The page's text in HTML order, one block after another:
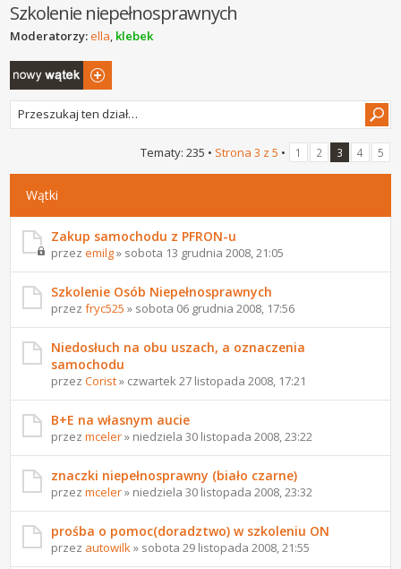
Szkolenie niepełnosprawnych
Moderatorzy:ella, klebek
Napisz wątek
Tematy: 235 • Strona 3 z 5 • 1 2 3 4 5
Wątki
Zakup samochodu z PFRON-u
przezemilg» sobota 13 grudnia 2008, 21:05
Szkolenie Osób Niepełnosprawnych
przezfryc525 » sobota 06 grudnia 2008, 17:56
Niedosłuch na obu uszach, a oznaczenia
samochodu
przezCorist» czwartek 27 listopada 2008, 17:21
B+E na własnym aucie
przezmceler» niedziela 30 listopada 2008, 23:22
znaczki niepełnosprawny (biało czarne)
przezmceler» niedziela 30 listopada 2008, 23:32
prośba o pomoc(doradztwo) w szkoleniu ON
przez autowilk » sobota 29 listopada 2008, 21:55